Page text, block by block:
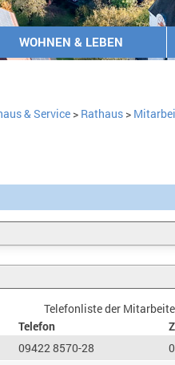
WOHNEN & LEBEN
& Service> Rathaus>
Telefonliste der
Telefon
09422 8570-28